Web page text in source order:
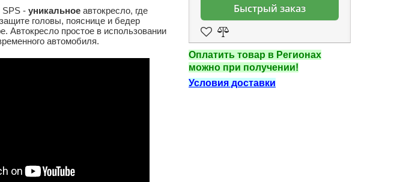
SPS - уникальное автокресло, где
головы, пояснице и бедер
Автокресло простое в использовании
автомобиля.
Быстрый заказ
Оплатить товар в Регионах
можно при получении!
Условия доставки